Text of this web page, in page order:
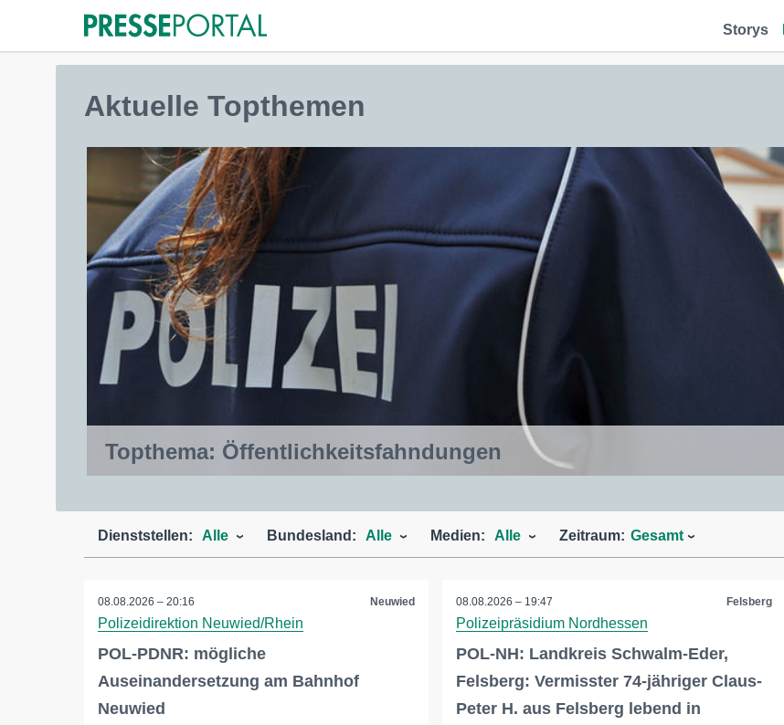
Storys
Aktuelle Topthemen
Topthema: Öffentlichkeitsfahndungen
Dienststellen: Alle Bundesland: Alle Medien: Alle Zeitraum: Gesamt
08.08.2026 – 20:16 Neuwied
Polizeidirektion Neuwied/Rhein
POL-PDNR: mögliche
Auseinandersetzung am Bahnhof
Neuwied
08.08.2026 – 19:47 Felsberg
Polizeipräsidium Nordhessen
POL-NH: Landkreis Schwalm-Eder,
Felsberg: Vermisster 74-jähriger Claus-
Peter H. aus Felsberg lebend in